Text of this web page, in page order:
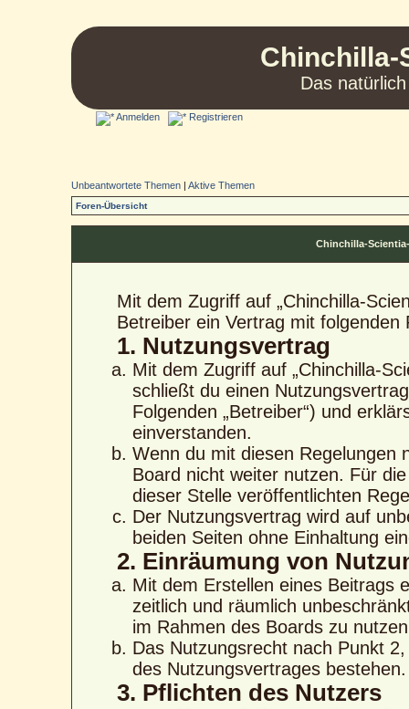
Chinchilla-
Das
Anmelden Registrieren
Unbeantwortete Themen |Aktive Themen
Foren-Übersicht
Chinchilla-
Mit dem Zugriff auf „Chinchilla-
Betreiber ein Vertrag mit folgenden
1. Nutzungsvertrag
Mit dem Zugriff auf „Chinchilla-
schließt du einen
Folgenden „Betreiber“) und
einverstanden.
Wenn du mit diesen Regelungen
Board nicht weiter nutzen. Für
dieser Stelle veröffentlichten
Der Nutzungsvertrag wird auf
beiden Seiten ohne Einhaltung
2. Einräumung von
Mit dem Erstellen eines Beitrags
zeitlich und räumlich
im Rahmen des Boards zu
Das Nutzungsrecht nach Punkt
des Nutzungsvertrages bestehen.
3. Pflichten des Nutzers